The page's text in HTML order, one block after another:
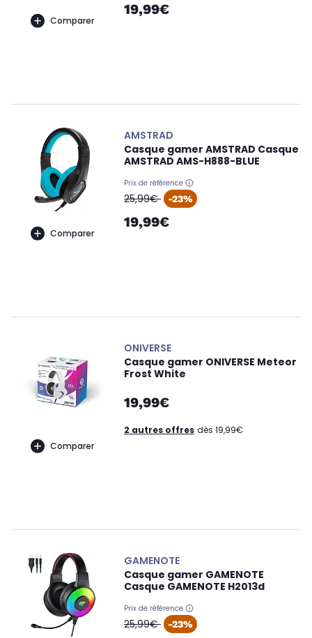
Comparer
19,99€
Comparer
AMSTRAD
Casque gamer AMSTRAD Casque
AMSTRAD AMS-H888-BLUE
Prix de référence
oldPrice
25,99€ -23%
19,99€
Comparer
ONIVERSE
Casque gamer ONIVERSE Meteor
Frost White
19,99€
2 autres offres dès 19,99€
GAMENOTE
Casque gamer GAMENOTE
Casque GAMENOTE H2013d
Prix de référence
oldPrice
25,99€ -23%